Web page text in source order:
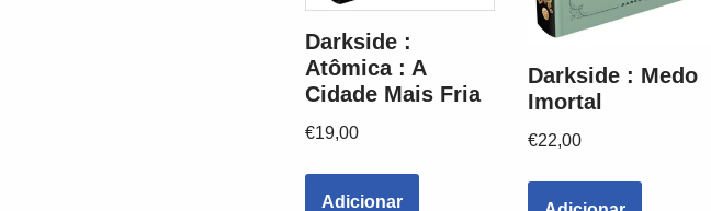
Darkside :
Atômica : A
Cidade Mais Fria
€19,00
Adicionar
Darkside : Medo
Imortal
€22,00